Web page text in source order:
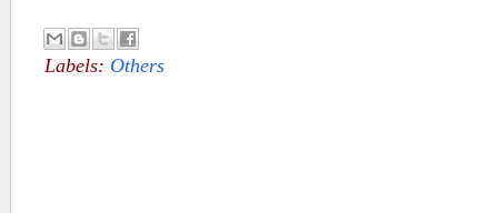
Labels: Others